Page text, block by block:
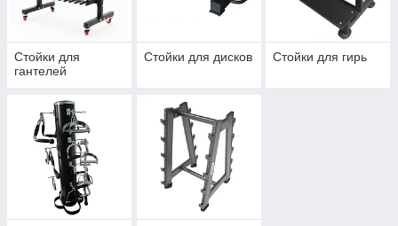
Стойки для
гантелей
Стойки для дисков Стойки для гирь